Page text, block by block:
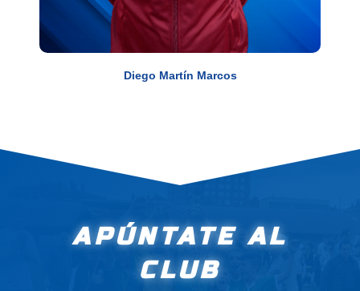
Diego Martín Marcos
APÚNTATE AL
CLUB